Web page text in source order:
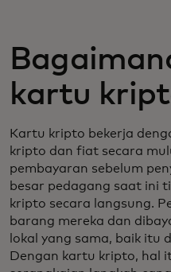
kartu
Kartu kripto bekerja
kripto dan fiat secara
pembayaran sebelum
besar pedagang saat ini
kripto secara langsung.
barang mereka dan
lokal yang sama, baik itu
Dengan kartu kripto, hal